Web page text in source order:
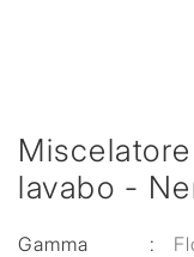
lavabo -
Gamma :